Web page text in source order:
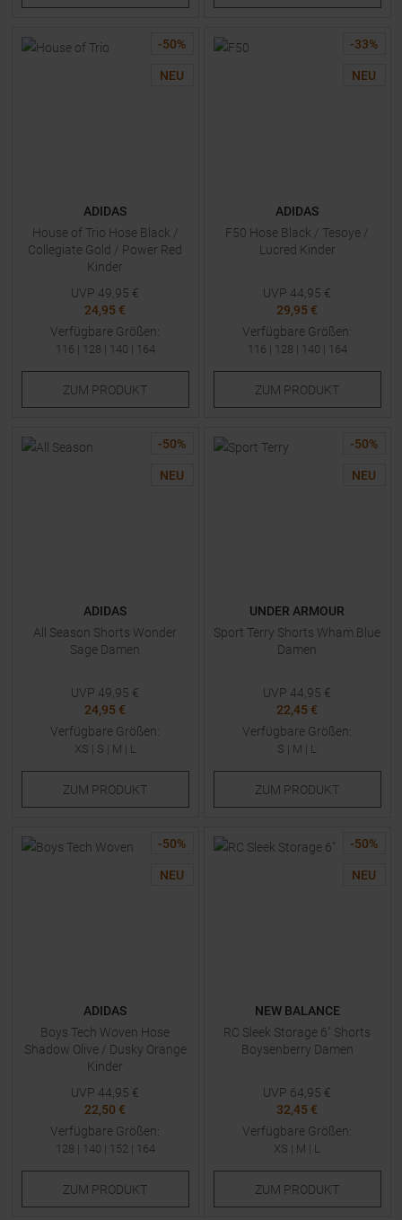
-50%
NEU
ADIDAS
House of Trio Hose Black /
Collegiate Gold / Power Red
Kinder
UVP 49,95 €
24,95 €
Verfügbare Größen:
116 | 128 | 140 | 164
ZUM PRODUKT
-33%
NEU
ADIDAS
F50 Hose Black / Tesoye /
Lucred Kinder
UVP 44,95 €
29,95 €
Verfügbare Größen:
116 | 128 | 140 | 164
ZUM PRODUKT
-50%
NEU
ADIDAS
All Season Shorts Wonder
Sage Damen
UVP 49,95 €
24,95 €
Verfügbare Größen:
XS | S | M | L
ZUM PRODUKT
-50%
NEU
UNDER ARMOUR
Sport Terry Shorts Wham Blue
Damen
UVP 44,95 €
22,45 €
Verfügbare Größen:
S | M | L
ZUM PRODUKT
-50%
NEU
ADIDAS
Boys Tech Woven Hose
Shadow Olive / Dusky Orange
Kinder
UVP 44,95 €
22,50 €
Verfügbare Größen:
128 | 140 | 152| 164
ZUM PRODUKT
-50%
NEU
NEW BALANCE
RC Sleek Storage 6" Shorts
Boysenberry Damen
UVP 64,95 €
32,45 €
Verfügbare Größen:
XS | M | L
ZUM PRODUKT